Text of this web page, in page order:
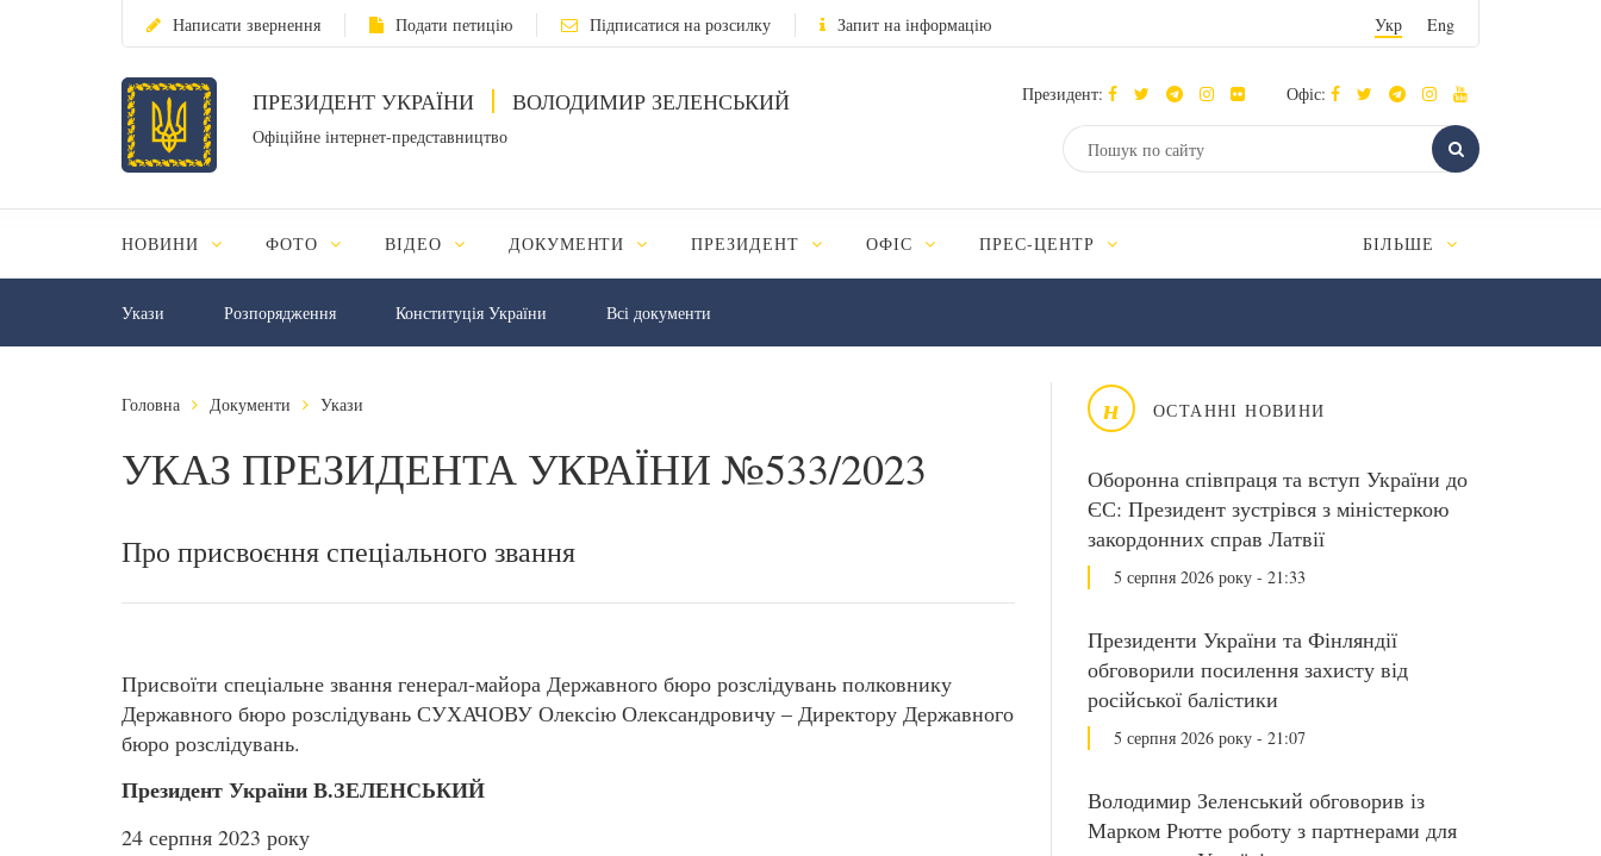
Написати звернення Подати петицію Підписатися на розсилку Запит на інформацію Укр Eng
ПРЕЗИДЕНТ УКРАЇНИ ВОЛОДИМИР ЗЕЛЕНСЬКИЙ
Офіційне інтернет-представництво
Президент: Офіс:
НОВИНИ ФОТО ВІДЕО ДОКУМЕНТИ ПРЕЗИДЕНТ ОФІС ПРЕС-ЦЕНТР БІЛЬШЕ
Укази Розпорядження Конституція України Всі документи
н ОСТАННІ НОВИНИ
Оборонна співпраця та вступ України до
ЄС: Президент зустрівся з міністеркою
закордонних справ Латвії
5 серпня 2026 року - 21:33
Президенти України та Фінляндії
обговорили посилення захисту від
російської балістики
5 серпня 2026 року - 21:07
Володимир Зеленський обговорив із
Марком Рютте роботу з партнерами для
Головна Документи Укази
УКАЗ ПРЕЗИДЕНТА УКРАЇНИ №533/2023
Про присвоєння спеціального звання
Присвоїти спеціальне звання генерал-майора Державного бюро розслідувань полковнику
Державного бюро розслідувань СУХАЧОВУ Олексію Олександровичу – Директору Державного
бюро розслідувань.
Президент України В.ЗЕЛЕНСЬКИЙ
24 серпня 2023 року